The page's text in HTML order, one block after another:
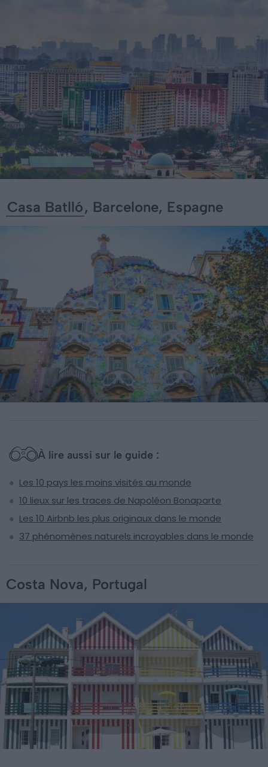
Casa Batlló, Barcelone, Espagne
À lire aussi sur le guide :
Les 10 pays les moins visités au monde
10 lieux sur les traces de Napoléon Bonaparte
Les 10 Airbnb les plus originaux dans le monde
37 phénomènes naturels incroyables dans le monde
Costa Nova, Portugal